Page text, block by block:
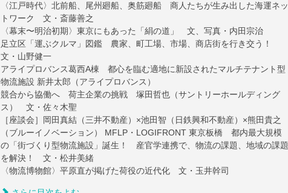
〈江戸時代〉北前船、尾州廻船、奥筋廻船 商人たちが生み出した海運ネッ
トワーク 文・斎藤善之
〈幕末〜明治初期〉東京にもあった「絹の道」 文、写真・内田宗治
足立区「運ぶクルマ」図鑑 農家、町工場、市場、商店街を行き交う！
文・山野健一
アライプロバンス葛西A棟 都心を臨む適地に新設されたマルチテナント型
物流施設 新井太郎（アライプロバンス）
競合から協働へ 荷主企業の挑戦 塚田哲也（サントリーホールディング
ス） 文・佐々木聖
［座談会］岡田真結（三井不動産）×池田智（日鉄興和不動産）×熊田貴之
（ブルーイノベーション） MFLP・LOGIFRONT 東京板橋 都内最大規模
の「街づくり型物流施設」誕生！ 産官学連携で、物流の課題、地域の課題
を解決！ 文・松井美緒
〈物流博物館〉平原直が掲げた荷役の近代化 文・玉井幹司